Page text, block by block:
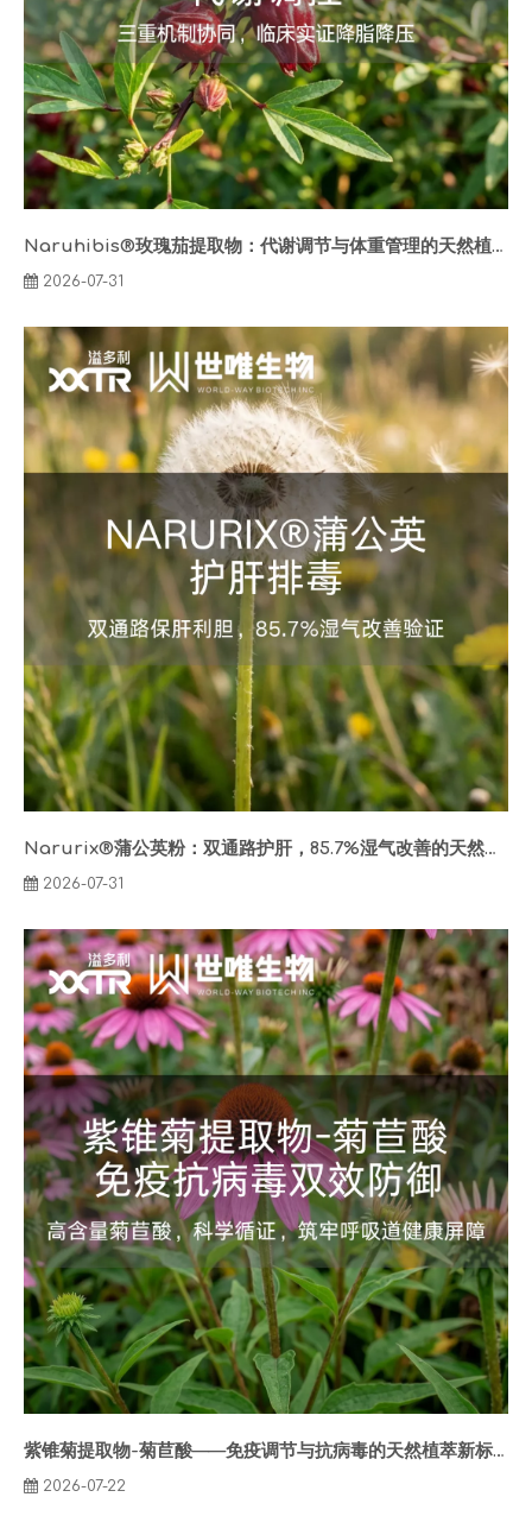
Naruhibis®玫瑰茄提取物：代谢调节与体重管理的天然植物方案
2026-07-31
Narurix®蒲公英粉：双通路护肝，85.7%湿气改善的天然排毒方案
2026-07-31
紫锥菊提取物-菊苣酸——免疫调节与抗病毒的天然植萃新标杆
2026-07-22